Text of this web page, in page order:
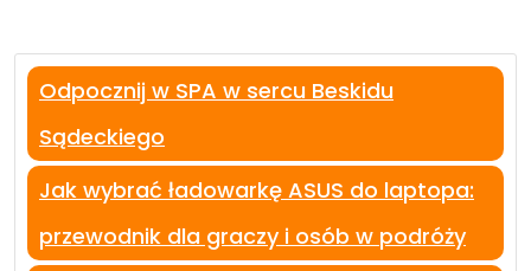
Odpocznij w SPA w sercu Beskidu
Sądeckiego
Jak wybrać ładowarkę ASUS do laptopa:
przewodnik dla graczy i osób w podróży